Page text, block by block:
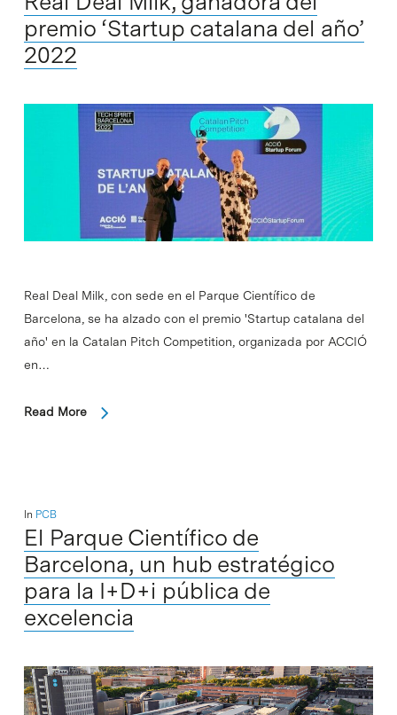
premio ‘Startup catalana del año’
2022
Real Deal Milk, con sede en el Parque Científico de
Barcelona, se ha alzado con el premio 'Startup catalana del
año' en la Catalan Pitch Competition, organizada por ACCIÓ
en…
Read More
In PCB
El Parque Científico de
Barcelona, un hub estratégico
para la I+D+i pública de
excelencia